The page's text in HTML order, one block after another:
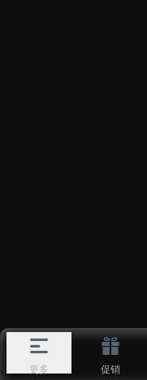
更多 促销